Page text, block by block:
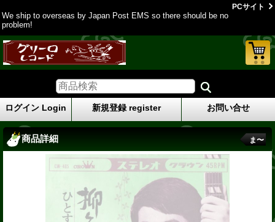
We ship to overseas by Japan Post EMS so there should be no
problem!
PCサイト
ログイン Login 新規登録 register お問い合せ
商品詳細 ま〜